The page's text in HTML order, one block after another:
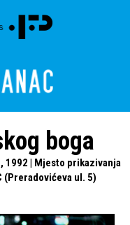
boga
1992 | Mjesto prikazivanja
ul. 5)